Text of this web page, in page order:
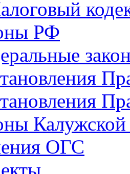
РФ
Калужской
ОГС